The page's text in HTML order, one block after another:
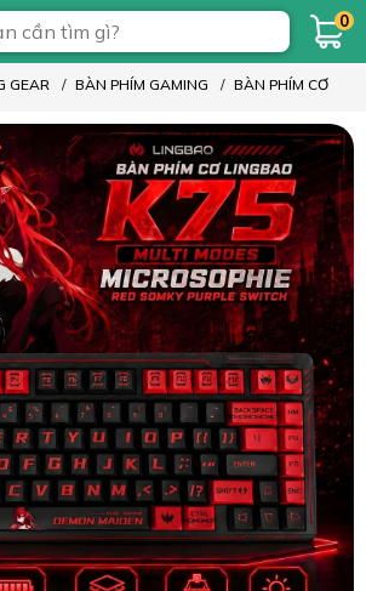
0
GEAR BÀN PHÍM GAMING BÀN PHÍM CƠ